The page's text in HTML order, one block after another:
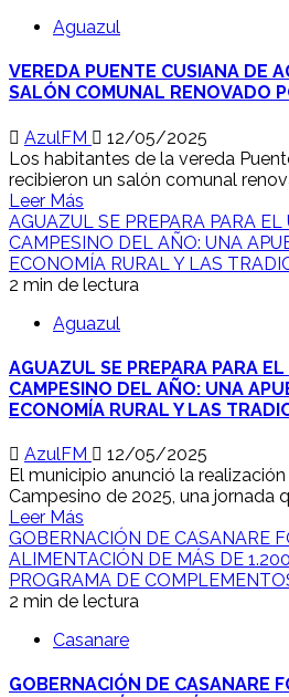
Aguazul
VEREDA PUENTE CUSIANA DE
SALÓN COMUNAL RENOVADO
AzulFM
12/05/2025
Los habitantes de la vereda
recibieron un salón comunal
Leer Más
AGUAZUL SE PREPARA PARA
CAMPESINO DEL AÑO: UNA
ECONOMÍA RURAL Y LAS
2 min de lectura
Aguazul
AGUAZUL SE PREPARA PARA
CAMPESINO DEL AÑO: UNA
ECONOMÍA RURAL Y LAS
AzulFM
12/05/2025
El municipio anunció la
Campesino de 2025, una jornada
Leer Más
GOBERNACIÓN DE CASANARE
ALIMENTACIÓN DE MÁS DE
PROGRAMA DE
2 min de lectura
Casanare
GOBERNACIÓN DE CASANARE